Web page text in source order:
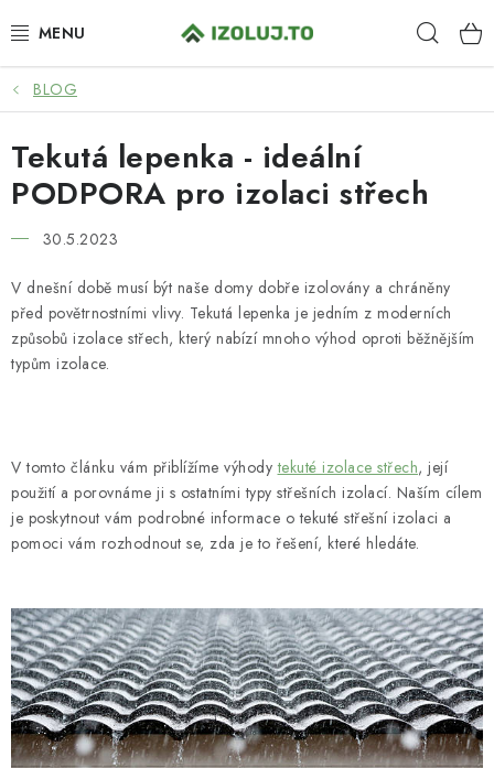
na
HYDROIZOLACE
MATERIÁLY
SYSTÉMOVÁ ŘEŠENÍ
PRO PARTNERY
Hodnocení obchodu Kontakty
Reklamace a vrácení
Obchodní podmínky
Zpracování osobních údajů
BLOG
Tekutá lepenka - ideální
PODPORA pro izolaci střech
30.5.2023
V dnešní době musí být naše domy dobře izolovány a chráněny
před povětrnostními vlivy. Tekutá lepenka je jedním z moderních
způsobů izolace střech, který nabízí mnoho výhod oproti běžnějším
typům izolace.
V tomto článku vám přiblížíme výhodytekuté izolace střech, její
použití a porovnáme ji s ostatními typy střešních izolací. Naším cílem
je poskytnout vám podrobné informace o tekuté střešní izolaci a
pomoci vám rozhodnout se, zda je to řešení, které hledáte.